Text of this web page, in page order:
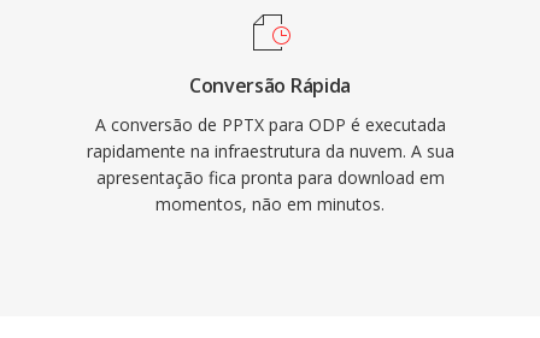
Conversão Rápida
A conversão de PPTX para ODP é executada
rapidamente na infraestrutura da nuvem. A sua
apresentação fica pronta para download em
momentos, não em minutos.